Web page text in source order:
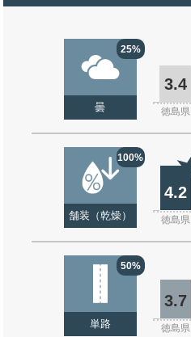
25%
曇
3.4
徳島県
100%
舗装（乾燥）
4.2
徳島県
50%
単路
3.7
徳島県